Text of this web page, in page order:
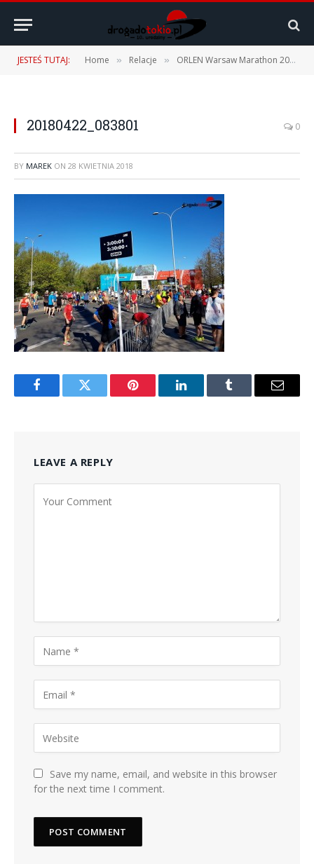
JESTEŚ TUTAJ: Home » Relacje » ORLEN Warsaw Marathon 2018 – 22.04.2018 r.
20180422_083801 0
BY MAREK ON 28 KWIETNIA 2018
FacebookTwitter Pinterest LinkedInTumblr Email
LEAVE A REPLY
Save my name, email, and website in this browser
for the next time I comment.